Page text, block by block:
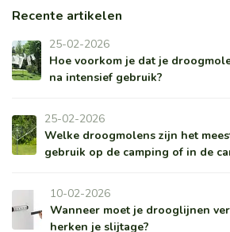
Recente artikelen
25-02-2026
Hoe voorkom je dat je
na intensief gebruik?
25-02-2026
Welke droogmolens zijn het
gebruik op de camping of in de
10-02-2026
Wanneer moet je drooglijnen
herken je slijtage?